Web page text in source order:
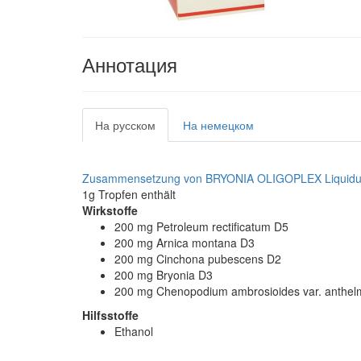
Аннотация
На русском На немецком
Zusammensetzung von BRYONIA OLIGOPLEX
1g Tropfen enthält
Wirkstoffe
200 mg Petroleum rectificatum D5
200 mg Arnica montana D3
200 mg Cinchona pubescens D2
200 mg Bryonia D3
200 mg Chenopodium ambrosioides var.
Hilfsstoffe
Ethanol